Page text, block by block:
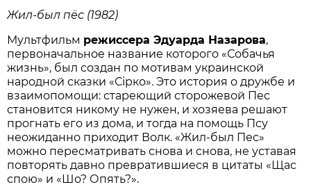
Жил-был пёс (1982)
Мультфильм режиссера Эдуарда Назарова,
первоначальное название которого «Собачья
жизнь», был создан по мотивам украинской
народной сказки «Сірко». Это история о дружбе и
взаимопомощи: стареющий сторожевой Пес
становится никому не нужен, и хозяева решают
прогнать его из дома, и тогда на помощь Псу
неожиданно приходит Волк. «Жил-был Пес»
можно пересматривать снова и снова, не уставая
повторять давно превратившиеся в цитаты «Щас
спою» и «Шо? Опять?».